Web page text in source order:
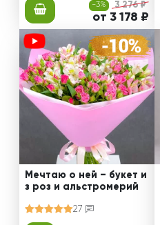
-3% 3 276 ₽
от 3 178 ₽
Мечтаю о ней – букет и
з роз и альстромерий
27